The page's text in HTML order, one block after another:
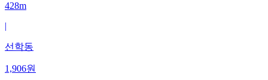
428m
|
선학동
1,906원